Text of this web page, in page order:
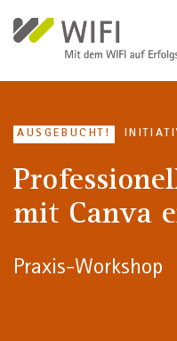
AUSGEBUCHT!
mit Canva
Praxis-Workshop